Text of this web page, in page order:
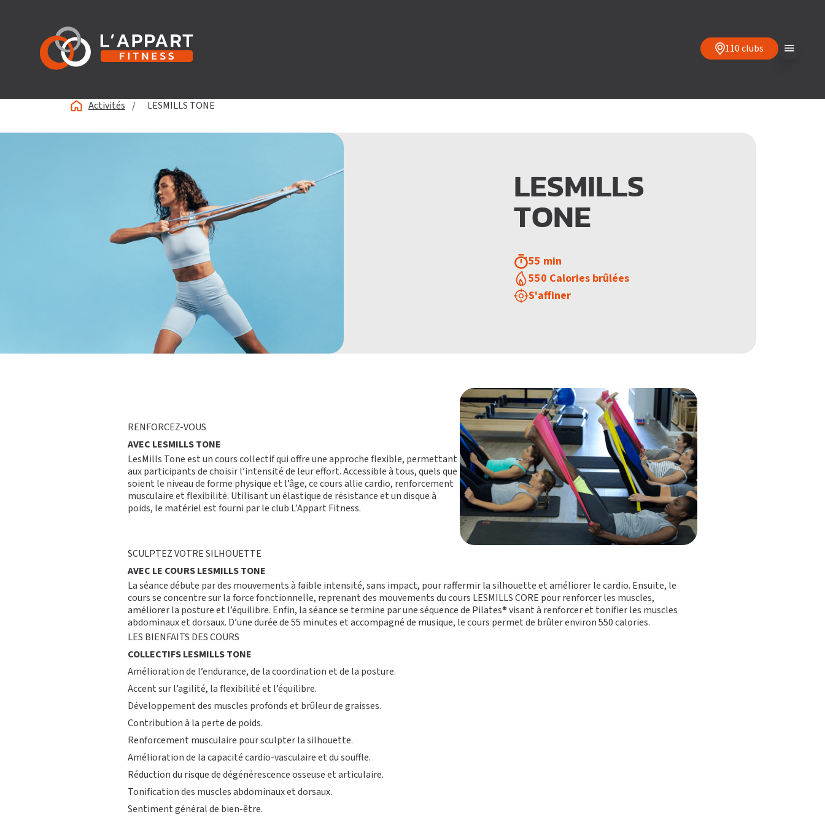
110 clubs
Activités / LESMILLS TONE
LESMILLS
TONE
55 min
550 Calories brûlées
S'affiner
RENFORCEZ-VOUS
AVEC LESMILLS TONE
LesMills Tone est un cours collectif qui offre une approche flexible, permettant
aux participants de choisir l’intensité de leur effort. Accessible à tous, quels que
soient le niveau de forme physique et l’âge, ce cours alliecardio, renforcement
musculaireet flexibilité. Utilisant un élastique de résistance et un disque à
poids, le matériel est fourni par le club L’Appart Fitness.
SCULPTEZ VOTRE SILHOUETTE
AVEC LE COURS LESMILLS TONE
La séance débute par des mouvements à faible intensité, sans impact, pour raffermir la silhouette et améliorer le cardio. Ensuite, le
cours se concentre sur la force fonctionnelle, reprenant des mouvements du cours LESMILLS CORE pour renforcer les muscles,
améliorer la posture et l’équilibre. Enfin, la séance se termine par une séquence de Pilates®visant à renforcer et tonifier les muscles
abdominaux et dorsaux. D’une durée de 55 minutes et accompagné de musique, le cours permet de brûler environ 550 calories.
LES BIENFAITS DES COURS
COLLECTIFS LESMILLS TONE
Amélioration de l’endurance, de la coordination et de la posture.
Accent sur l’agilité, la flexibilité et l’équilibre.
Développement des muscles profonds et brûleur de graisses.
Contribution à la perte de poids.
Renforcement musculaire pour sculpter la silhouette.
Amélioration de la capacité cardio-vasculaire et du souffle.
Réduction du risque de dégénérescence osseuse et articulaire.
Tonification des muscles abdominaux et dorsaux.
Sentiment général de bien-être.